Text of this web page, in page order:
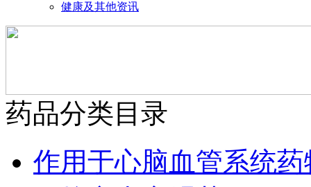
健康及其他资讯
药品分类目录
作用于心脑血管系统药